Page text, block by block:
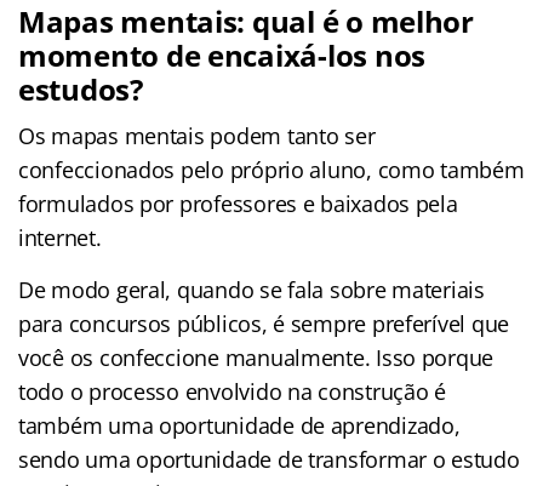
Mapas mentais: qual é o melhor
momento de encaixá-los nos
estudos?
Os mapas mentais podem tanto ser
confeccionados pelo próprio aluno, como também
formulados por professores e baixados pela
internet.
De modo geral, quando se fala sobre materiais
para concursos públicos, é sempre preferível que
você os confeccione manualmente. Isso porque
todo o processo envolvido na construção é
também uma oportunidade de aprendizado,
sendo uma oportunidade de transformar o estudo